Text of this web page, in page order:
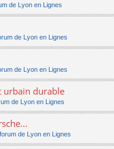
de Lyon en Lignes
de Lyon en Lignes
de Lyon en Lignes
urbain durable
de Lyon en Lignes
de Lyon en Lignes